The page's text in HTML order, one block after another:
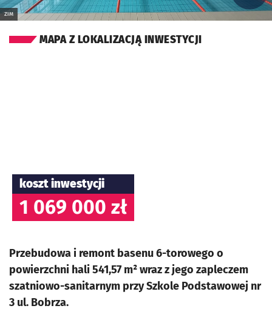
ZIM
MAPA Z LOKALIZACJĄ INWESTYCJI
koszt inwestycji
1 069 000 zł
Przebudowa i remont basenu 6-torowego o
powierzchni hali 541,57 m² wraz z jego zapleczem
szatniowo-sanitarnym przy Szkole Podstawowej nr
3 ul. Bobrza.